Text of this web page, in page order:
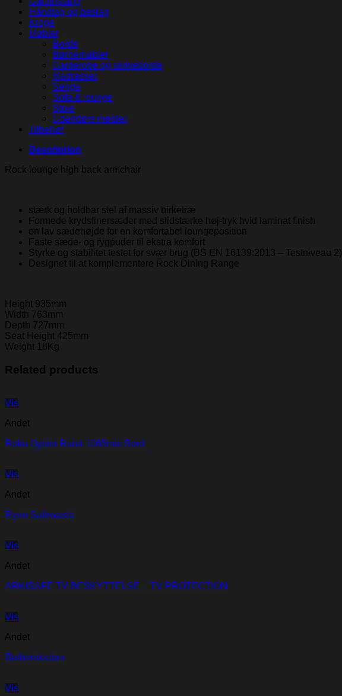
Håndtag og beslag
Kroge
Møbler
Borde
Børnemøbler
Garderobe og skriveborde
Madrasser
Senge
Sofa & lounge
Stole
Udendørs møbler
Tilbehør
Description
Rock lounge high back armchair
stærk og holdbar stel af massiv birketræ
Formede krydsfinersæder med slidstærke høj-tryk hvid laminat finish
en lav sædehøjde for en komfortabel loungeposition
Faste sæde- og rygpuder til ekstra komfort
Styrke og stabilitet testet for svær brug (BS EN 16139:2013 – Testniveau 2)
Designet til at komplementere Rock Dining Range
Height 935mm
Width 763mm
Depth 727mm
Seat Height 425mm
Weight 18Kg
Related products
Vis
Andet
Roku Oyster Rund 1065mm Bord
Vis
Andet
Ryno Safewaste
Vis
Andet
ARKISAFE TV-BESKYTTELSE – TV PROTECTION
Vis
Andet
Barberskraber
Vis